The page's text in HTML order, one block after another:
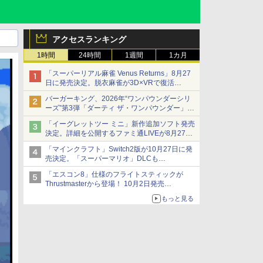
アクセスランキング
1時間 24時間 1週間 1カ月
「スーパーリアル麻雀 Venus Returns」8月27
日に発売決定。脱衣麻雀が3D×VRで復活
発売から2週間は20%オフになるセールが実施
バーガーキング、2026年“ワンパウンダーシリ
ーズ”第3弾「ダーティ ザ・ワンパウンダー」を
8月7日発売
「特製ガーリックマヨソース」を使用した超大
型チーズバーガー
「イーグレットツー ミニ」新作追加ソフト発売
決定。詳細を公開するファミ通LIVEが8月27日
20時から配信
シリーズ累計100タイトルへ
「マインクラフト」Switch2版が10月27日に発
売決定。「スーパーマリオ」DLCも
Switch版からのアップグレードも可能に
「エスコン8」仕様のフライトスティックが
Thrustmasterから登場！ 10月2日発売
ジョイスティックに振動機能を搭載。予約受付
もっと見る